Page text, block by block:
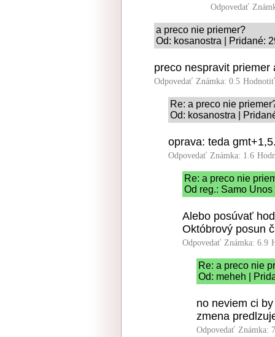
Odpovedať
a preco nie priemer?
Od: kosanostra | Pridané:
preco nespravit
Odpovedať Známka: 0.5
Re: a preco nie
Od: kosanostra |
oprava: teda
Odpovedať Známka: 1.6
Re: a preco nie
Od reg.: Samo
Alebo posúvať
Októbrový posun
Odpovedať Známka: 6.9
Re: a preco nie
Od: meheh |
no neviem ci
zmena
Odpovedať Známka: